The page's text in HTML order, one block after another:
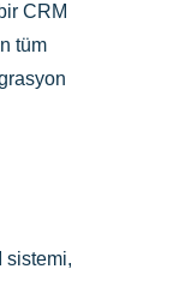
CRM
tüm
sistemi,